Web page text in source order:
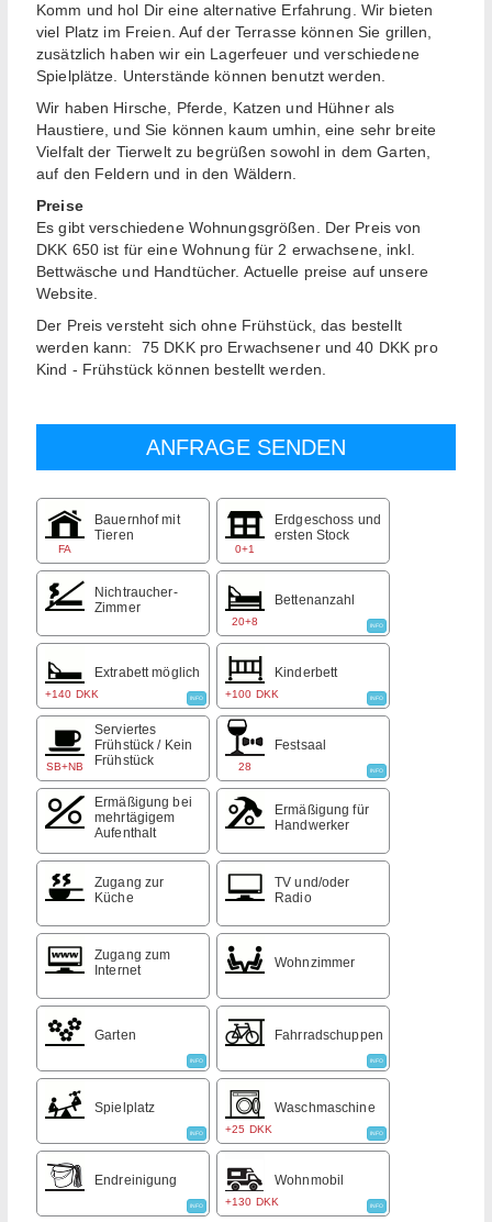
Komm und hol Dir eine alternative Erfahrung. Wir bieten
viel Platz im Freien. Auf der Terrasse können Sie grillen,
zusätzlich haben wir ein Lagerfeuer und verschiedene
Spielplätze. Unterstände können benutzt werden.
Wir haben Hirsche, Pferde, Katzen und Hühner als
Haustiere, und Sie können kaum umhin, eine sehr breite
Vielfalt der Tierwelt zu begrüßen sowohl in dem Garten,
auf den Feldern und in den Wäldern.
Preise
Es gibt verschiedene Wohnungsgrößen. Der Preis von
DKK 650 ist für eine Wohnung für 2 erwachsene, inkl.
Bettwäsche und Handtücher. Actuelle preise auf unsere
Website.
Der Preis versteht sich ohne Frühstück, das bestellt
werden kann: 75 DKK pro Erwachsener und 40 DKK pro
Kind - Frühstück können bestellt werden.
FA
Bauernhof mit
Tieren
0+1
Erdgeschoss und
ersten Stock
Nichtraucher-
Zimmer
20+8
Bettenanzahl
INFO
+140 DKK
Extrabett möglich
INFO +100 DKK
Kinderbett
INFO
SB+NB
Serviertes
Frühstück / Kein
Frühstück
28
Festsaal
INFO
Ermäßigung bei
mehrtägigem
Aufenthalt
Ermäßigung für
Handwerker
Zugang zur
Küche
TV und/oder
Radio
Zugang zum
Internet
Wohnzimmer
Garten
INFO
Fahrradschuppen
INFO
Spielplatz
INFO +25 DKK
Waschmaschine
INFO
Endreinigung
INFO +130 DKK
Wohnmobil
INFO